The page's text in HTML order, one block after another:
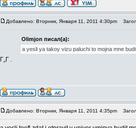
Добавлено: Вторник, Января 11, 2011 4:30pm
Olimjon писал(а):
a yesli ya takoy vizu paluchi to mojna mne
Г„Г .
Добавлено: Вторник, Января 11, 2011 4:35pm